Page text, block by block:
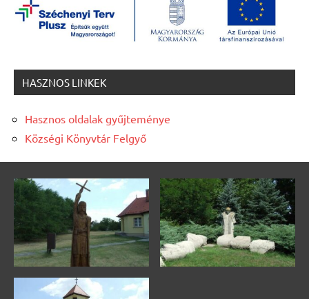
HASZNOS LINKEK
Hasznos oldalak gyűjteménye
Községi Könyvtár Felgyő